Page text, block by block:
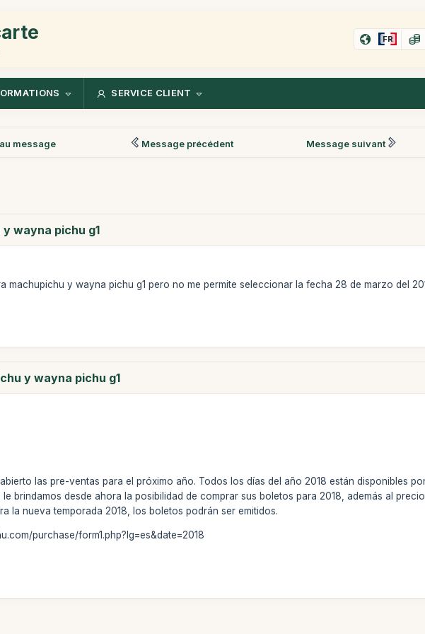
FR
SERVICE CLIENT
message Message précédent Message suivant
wayna pichu g1
machupichu y wayna pichu g1 pero no me permite seleccionar la fecha 28 de marzo del
y wayna pichu g1
las pre-ventas para el próximo año. Todos los días del año 2018 están disponibles
brindamos desde ahora la posibilidad de comprar sus boletos para 2018, además al
la nueva temporada 2018, los boletos podrán ser emitidos.
purchase/form1.php?lg=es&date=2018